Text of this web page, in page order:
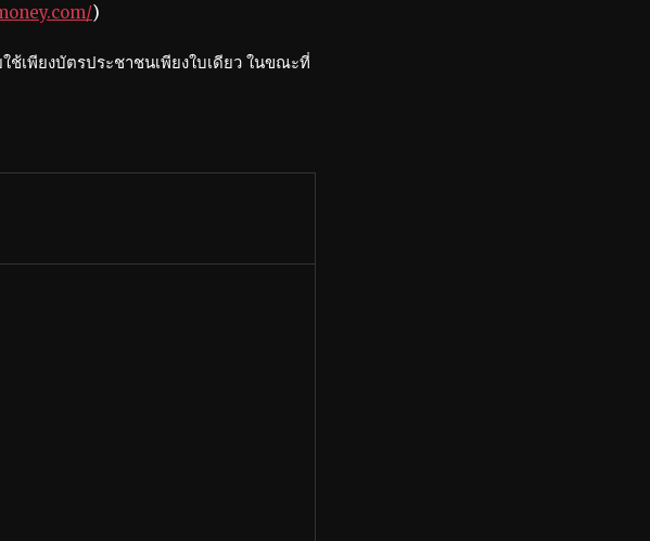
)
เพียงบัตรประชาชนเพียงใบเดียว ในขณะที่